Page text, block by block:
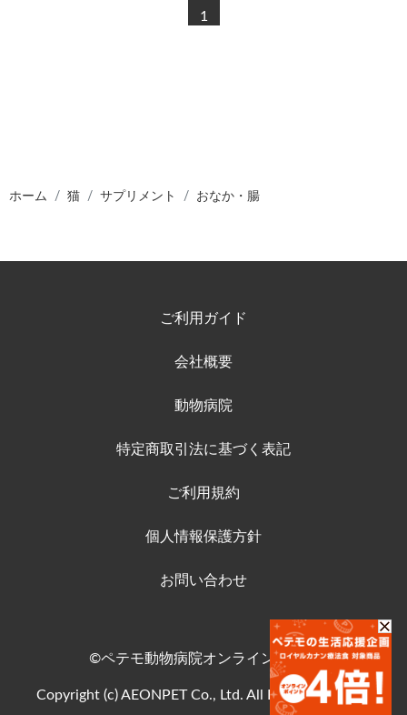
1
ホーム 猫 サプリメント おなか・腸
ご利用ガイド
会社概要
動物病院
特定商取引法に基づく表記
ご利用規約
個人情報保護方針
お問い合わせ
©ペテモ動物病院オンラインストア
Copyright (c) AEONPET Co., Ltd. All Rights Reserved.